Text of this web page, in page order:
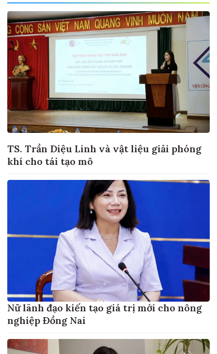
TS. Trần Diệu Linh và vật liệu giải phóng
khí cho tái tạo mô
Nữ lãnh đạo kiến tạo giá trị mới cho nông
nghiệp Đồng Nai